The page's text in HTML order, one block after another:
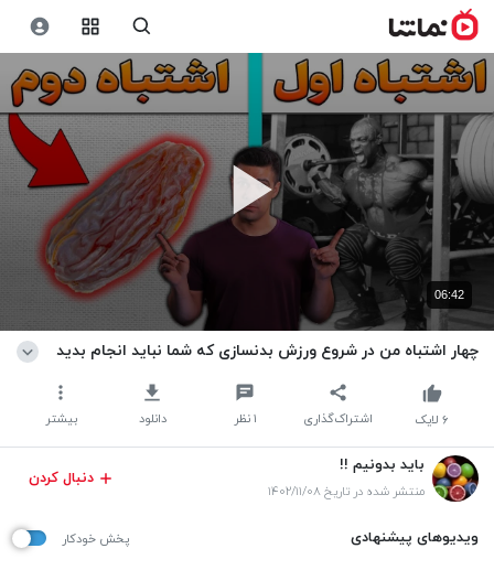
06:42
چهار اشتباه من در شروع ورزش بدنسازی که شما نباید انجام بدید
اشتراک‌گذاری ۱ نظر دانلود بیشتر ۶ لایک
باید بدونیم !!
منتشر شده در تاریخ ۱۴۰۲/۱۱/۰۸
دنبال کردن
ویدیوهای پیشنهادی پخش خودکار